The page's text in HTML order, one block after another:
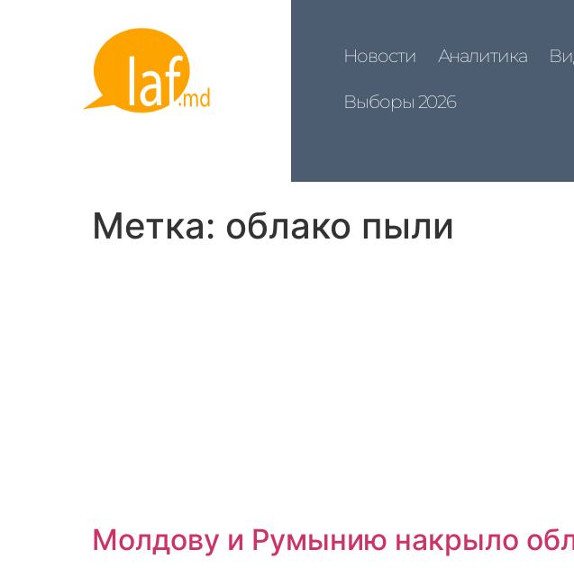
Новости Аналитика
Выборы 2026
Метка: облако пыли
Молдову и Румынию накрыло